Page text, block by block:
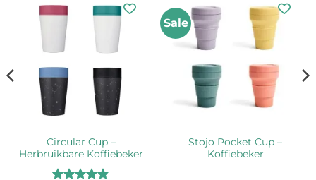
Circular Cup –
Herbruikbare Koffiebeker
Sale
Stojo Pocket Cup –
Koffiebeker